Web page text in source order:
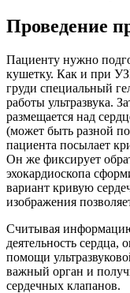
Проведение
Пациенту нужно
кушетку. Как и при
груди специальный
работы ультразвука.
размещается над
(может быть разной
пациента посылает
Он же фиксирует
эхокардиоскопа
вариант кривую
изображения
Считывая
деятельность сердца,
помощи
важный орган и
сердечных клапанов.